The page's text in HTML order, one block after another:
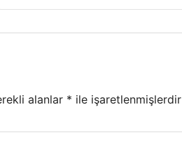
alanlar * ile işaretlenmişlerdir